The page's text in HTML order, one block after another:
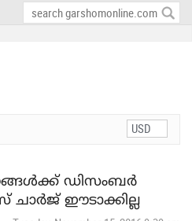
ഡിസംബര്‍
ചാർജ് ഈടാക്കില്ല